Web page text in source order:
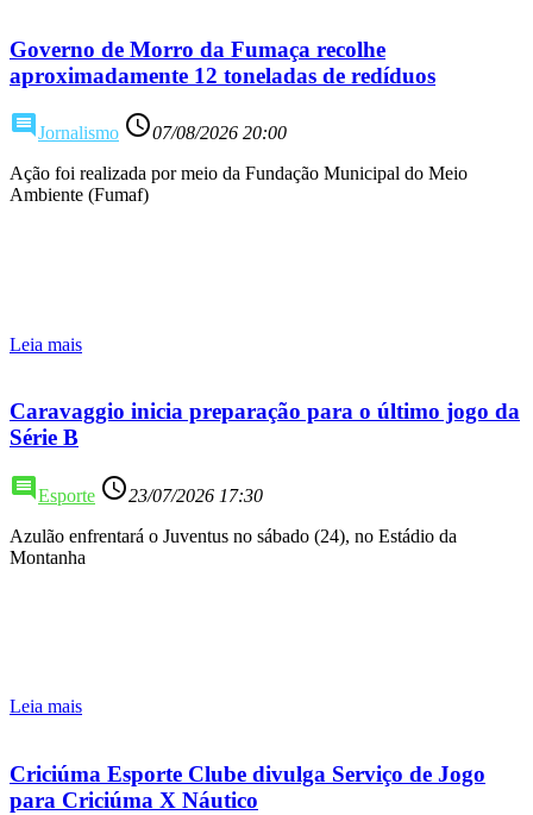
Governo de Morro da Fumaça recolhe
aproximadamente 12 toneladas de redíduos
comment Jornalismo access_time07/08/2026 20:00
Ação foi realizada por meio da Fundação Municipal do Meio
Ambiente (Fumaf)
Leia mais
Caravaggio inicia preparação para o último jogo da
Série B
comment Esporte access_time23/07/2026 17:30
Azulão enfrentará o Juventus no sábado (24), no Estádio da
Montanha
Leia mais
Criciúma Esporte Clube divulga Serviço de Jogo
para Criciúma X Náutico